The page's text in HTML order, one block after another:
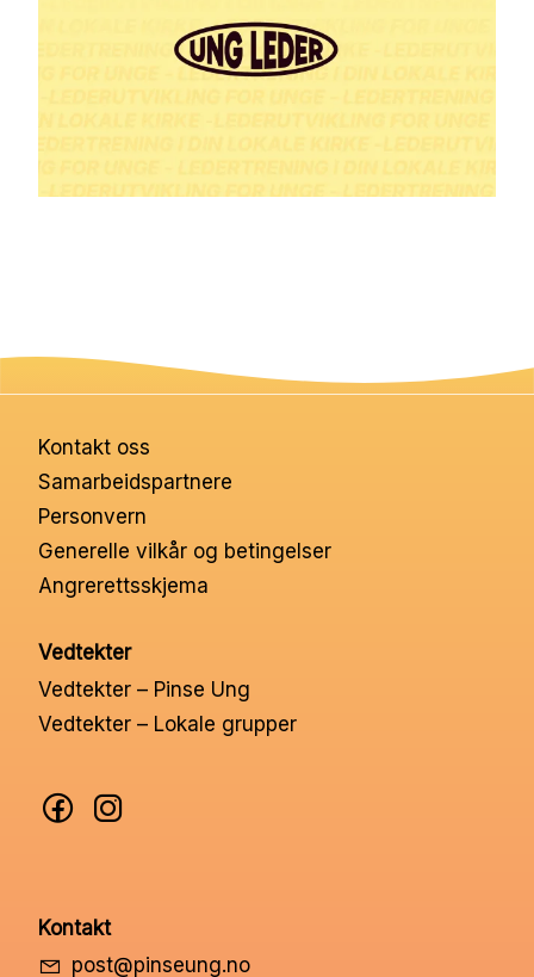
Kontakt oss
Samarbeidspartnere
Personvern
Generelle vilkår og betingelser
Angrerettsskjema
Vedtekter
Vedtekter – Pinse Ung
Vedtekter – Lokale grupper
Kontakt
post@pinseung.no